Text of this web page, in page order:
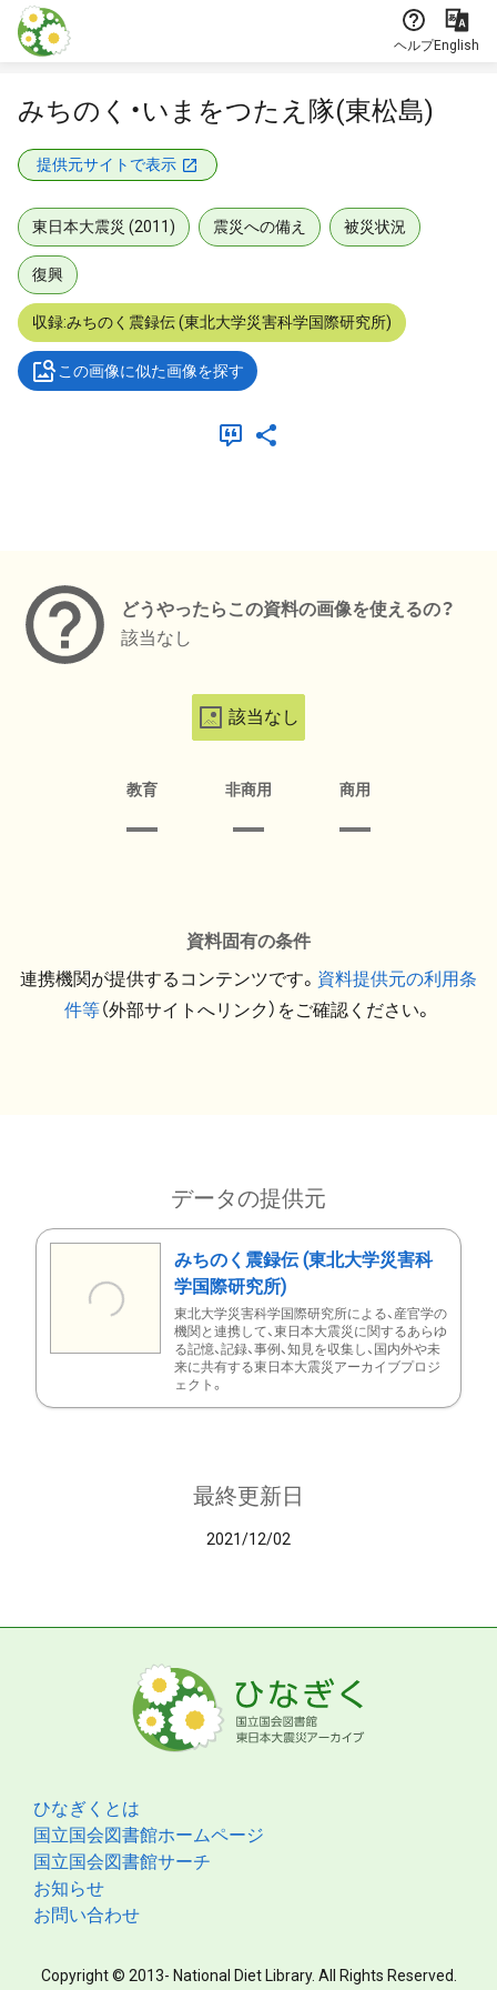
本文に飛ぶ
ヘルプEnglish
みちのく・いまをつたえ隊(東松島)
提供元サイトで表示
東日本大震災 (2011) 震災への備え 被災状況
復興
収録:みちのく震録伝 (東北大学災害科学国際研究所)
この画像に似た画像を探す
どうやったらこの資料の画像を使えるの？
該当なし
該当なし
教育 非商用 商用
資料固有の条件
連携機関が提供するコンテンツです。 資料提供元の利用条
件等（外部サイトへリンク）をご確認ください。
データの提供元
みちのく震録伝 (東北大学災害科
学国際研究所)
東北大学災害科学国際研究所による、産官学の
機関と連携して、東日本大震災に関するあらゆ
る記憶、記録、事例、知見を収集し、国内外や未
来に共有する東日本大震災アーカイブプロジ
ェクト。
最終更新日
2021/12/02
ひなぎくとは
国立国会図書館ホームページ
国立国会図書館サーチ
お知らせ
お問い合わせ
Copyright © 2013- National Diet Library. All Rights Reserved.